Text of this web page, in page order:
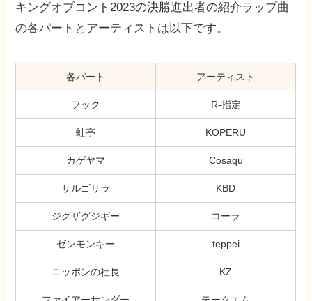
キングオブコント2023の決勝進出者の紹介ラップ曲
の各パートとアーティストは以下です。
各パート アーティスト
フック R-指定
蛙亭 KOPERU
カゲヤマ Cosaqu
サルゴリラ KBD
ジグザグジギー コーラ
ゼンモンキー teppei
ニッポンの社長 KZ